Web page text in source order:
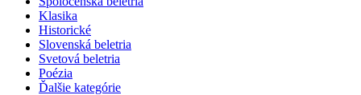
Klasika
Historické
Slovenská beletria
Svetová beletria
Poézia
Ďalšie kategórie